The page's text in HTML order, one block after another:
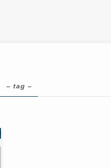
– tag –